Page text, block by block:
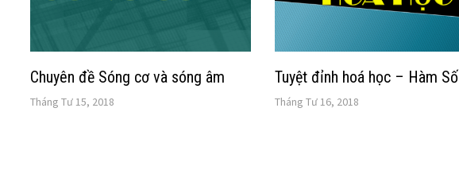
Chuyên đề Sóng cơ và sóng âm
Tháng Tư 15, 2018
Tuyệt đỉnh hoá học – Hàm Số
Tháng Tư 16, 2018